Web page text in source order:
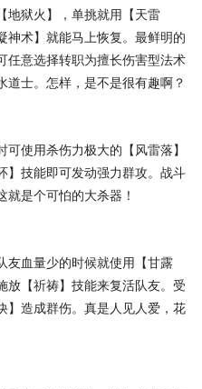
地狱火】，单挑就用【天雷
神术】就能马上恢复。最鲜明的
任意选择转职为擅长伤害型法术
道士。怎样，是不是很有趣啊？
使用杀伤力极大的【风雷落】
】技能即可发动强力群攻。战斗
是个可怕的大杀器！
友血量少的时候就使用【甘露
放【祈祷】技能来复活队友。受
】造成群伤。真是人见人爱，花